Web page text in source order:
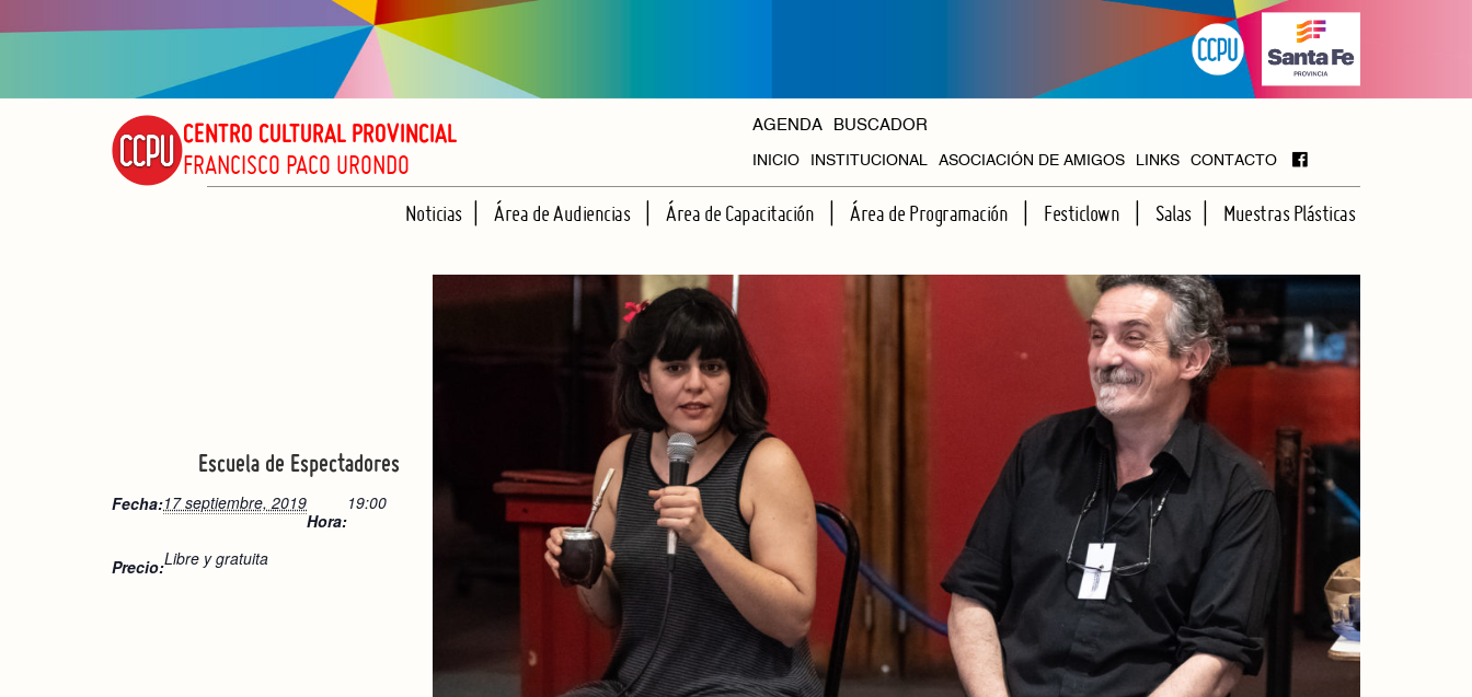
CENTRO CULTURAL PROVINCIAL
FRANCISCO PACO URONDO
AGENDA BUSCADOR
INICIO INSTITUCIONAL
HISTORIA
ORGANISMOS
ASOCIACIÓN DE AMIGOS LINKS CONTACTO
Noticias Área de Audiencias Área de Capacitación Área de Programación Festiclown Salas
HALL
Muestras Plásticas
Escuela de Espectadores
Fecha:17 septiembre, 2019
Hora:
19:00
Precio:Libre y gratuita